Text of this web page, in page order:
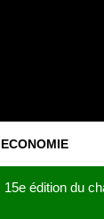
ECONOMIE